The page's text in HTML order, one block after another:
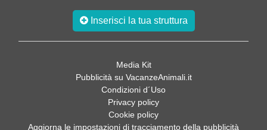
Inserisci la tua struttura
Media Kit
Pubblicità su VacanzeAnimali.it
Condizioni d´Uso
Privacy policy
Cookie policy
Aggiorna le impostazioni di tracciamento della pubblicità